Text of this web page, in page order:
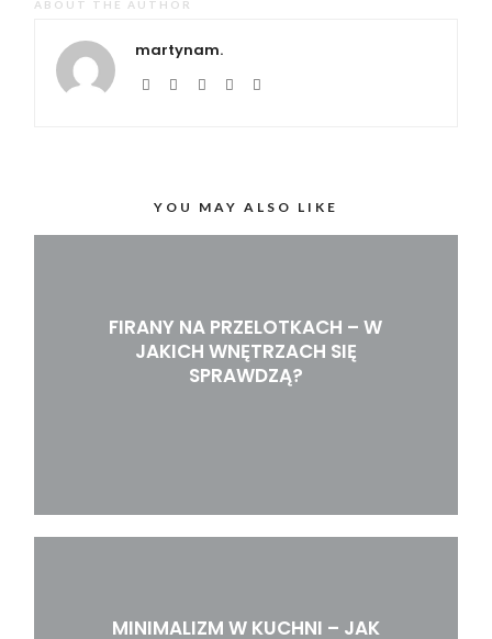
ABOUT THE AUTHOR
martynam.
YOU MAY ALSO LIKE
FIRANY NA PRZELOTKACH – W
JAKICH WNĘTRZACH SIĘ
SPRAWDZĄ?
MINIMALIZM W KUCHNI – JAK